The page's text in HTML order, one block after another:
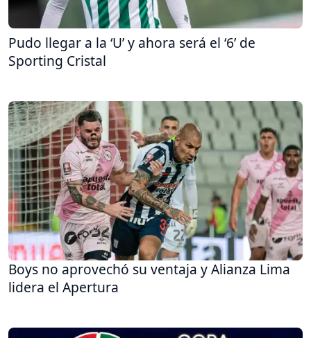
Pudo llegar a la ‘U’ y ahora será el ‘6’ de
Sporting Cristal
Boys no aprovechó su ventaja y Alianza Lima
lidera el Apertura